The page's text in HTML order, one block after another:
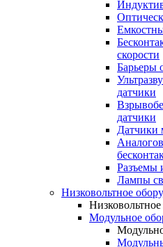
скорости
Барьеры
датчики
датчики
Датчики
Разъемы
Лампы
Низковольтное
Модульное